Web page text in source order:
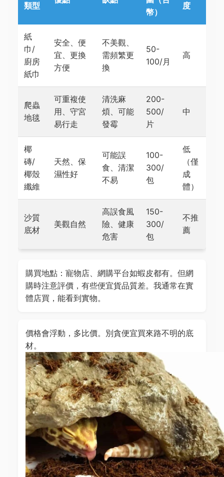
類型
幣）
度
紙
巾/
廚房
紙巾
安全、便
宜、更換
方便
不美觀、
需頻繁更
換
50-
100/月
高
爬蟲
地毯
可重複使
用、守宮
易行走
清洗麻
煩、可能
發霉
200-
500/
片
中
椰
磚/
椰殼
纖維
天然、保
濕性好
可能誤
食、清潔
不易
100-
300/
包
低
（僅
成
體）
沙質
底材
美觀自然
高誤食風
險、健康
危害
150-
300/
包
不推
薦
購買地點：寵物店、網購平台如蝦皮都有。但網
購時注意評價，有些便宜貨品質差。我通常在實
體店買，能看到實物。
價格會浮動，多比價。別貪便宜買來路不明的底
材。